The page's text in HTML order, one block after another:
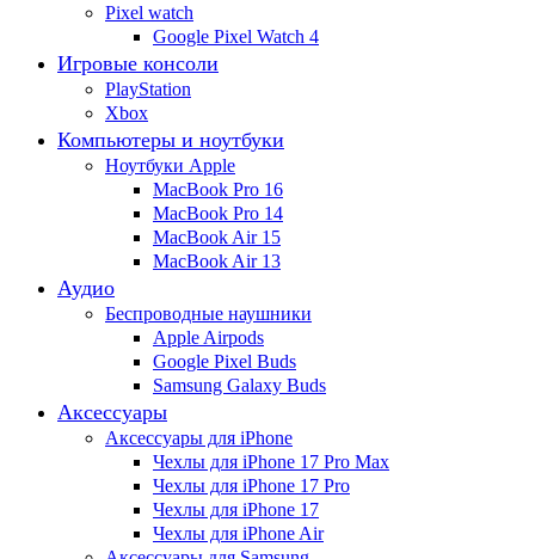
Pixel watch
Google Pixel Watch 4
Игровые консоли
PlayStation
Xbox
Компьютеры и ноутбуки
Ноутбуки Apple
MacBook Pro 16
MacBook Pro 14
MacBook Air 15
MacBook Air 13
Аудио
Беспроводные наушники
Apple Airpods
Google Pixel Buds
Samsung Galaxy Buds
Аксессуары
Аксессуары для iPhone
Чехлы для iPhone 17 Pro Max
Чехлы для iPhone 17 Pro
Чехлы для iPhone 17
Чехлы для iPhone Air